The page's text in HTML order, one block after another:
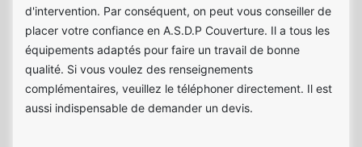
d'intervention. Par conséquent, on peut vous conseiller de
placer votre confiance en A.S.D.P Couverture. Il a tous les
équipements adaptés pour faire un travail de bonne
qualité. Si vous voulez des renseignements
complémentaires, veuillez le téléphoner directement. Il est
aussi indispensable de demander un devis.